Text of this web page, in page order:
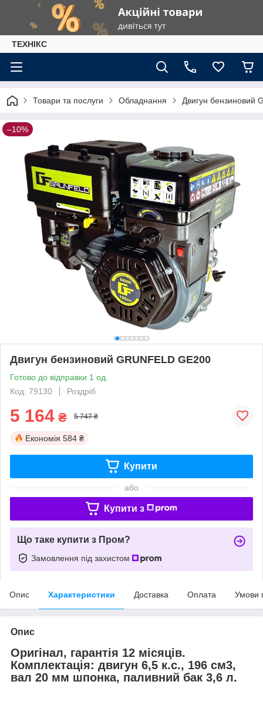
ТЕХНІКС
Товари та послуги Обладнання Двигун бензиновий
–10%
Двигун бензиновий GRUNFELD GE200
Готово до відправки 1 од.
Код: 79130
Роздріб
5 164 ₴ 5 747 ₴
Економія 584 ₴
Купити
або
Купити з
Що таке купити з Пром?
Замовлення під захистом
Опис Характеристики Доставка Оплата Умови
Опис
Оригінал, гарантія 12 місяців.
Комплектація: двигун 6,5 к.с., 196 см3,
вал 20 мм шпонка, паливний бак 3,6 л.